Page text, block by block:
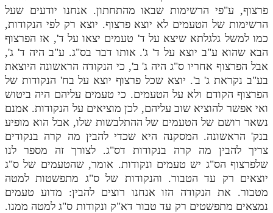
פרצוף, ע"פי הרשימות שבאו מהתחתון. אנחנו יודעים שעל
הרשימות של הטעמים לא יוצא פרצוף. יוצא רק לפי הנקודות,
כמו למשל גלגלתא שיצא על ד' טעמים יצאו על ד', אז הפרצוף
הבא שהוא ע"ב יוצא על ד' ג'. אותו דבר בס"ג. ע"ב היה ד' ג',
אבל הפרצוף אחריו ס"ג היה ג' ב', כי הנקודה הראשונה היוצאת
בע"ב נקראת ג' ב'. יוצא שכל פרצוף יוצא על בח' הנקודות של
הפרצוף הקודם ולא על הטעמים. כי טעמים עליהם היה ביטוש
ואי אפשר להוציא שוב עליהם, לכן מוציאים על הנקודות. אמנם
נשאר רושם של הטעמים של ההתלבשות שלו, אבל הוא מופיע
בנק' הראשונה. המסקנה היא שכדי להבין מה קרה בנקודים
צריך להבין מה קרה בנקודות דס"ג. לצורך זה מספר לנו
שלפרצוף הס"ג יש טעמים ונקודות. אומר, שהטעמים של ס"ג
יוצאים רק עד הטבור. והנקודות של ס"ג מתפשטות למטה
מטבור. את הנקודה הזו אנחנו רוצים להבין: מדוע טעמים
נמצאים מתפשטים רק עד טבור דא"ק ונקודות ס"ג למטה ממנו.